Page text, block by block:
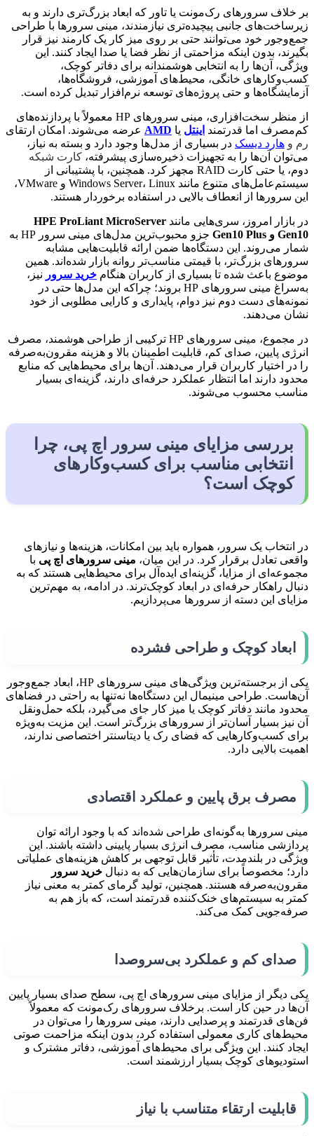
بر خلاف سرورهای رک‌مونت یا تاور که ابعاد بزرگ‌تری دارند و به
زیرساخت‌های جانبی پیچیده‌تری نیازمندند، مینی سرورها با طراحی
جمع‌وجور خود می‌توانند حتی بر روی میز کار یک کارمند نیز قرار
بگیرند، بدون اینکه مزاحمتی از نظر فضا یا صدا ایجاد کنند. این
ویژگی، آن‌ها را به انتخابی هوشمندانه برای دفاتر کوچک،
کسب‌وکارهای خانگی، محیط‌های آموزشی، فروشگاه‌ها،
آزمایشگاه‌ها و حتی پروژه‌های توسعه نرم‌افزار تبدیل کرده است.
از منظر سخت‌افزاری، مینی سرورهای HP معمولاً با پردازنده‌های
کم‌مصرف اما قدرتمند اینتل یا AMD عرضه می‌شوند. امکان ارتقای
رم و هارد دیسک در بسیاری از مدل‌ها وجود دارد و بسته به نیاز،
می‌توان آن‌ها را به تجهیزات ذخیره‌سازی پیشرفته، کارت شبکه
دوم، یا حتی کارت RAID مجهز کرد. همچنین، با پشتیبانی از
سیستم‌عامل‌های متنوع مانند Windows Server، Linux و VMware،
این سرورها از انعطاف بالایی در استفاده برخوردار هستند.
در بازار امروز، سری‌هایی مانند HPE ProLiant MicroServer
Gen10 و Gen10 Plus
جزو محبوب‌ترین مدل‌های مینی سرور HP به
شمار می‌روند. این دستگاه‌ها ضمن ارائه قابلیت‌هایی مشابه
سرورهای بزرگ‌تر، با قیمتی مناسب‌تر روانه بازار شده‌اند. همین
موضوع باعث شده تا بسیاری از کاربران هنگام خرید سرور نیز،
به‌سراغ مینی سرورهای HP بروند؛ چراکه این مدل‌ها حتی در
نمونه‌های دست دوم نیز دوام، پایداری و کارایی مطلوبی از خود
نشان می‌دهند.
در مجموع، مینی سرورهای HP ترکیبی از طراحی هوشمند، مصرف
انرژی پایین، صدای کم، قابلیت اطمینان بالا و هزینه مقرون‌به‌صرفه
را در اختیار کاربران قرار می‌دهند. آن‌ها برای محیط‌هایی که منابع
محدود دارند اما انتظار عملکرد حرفه‌ای دارند، گزینه‌ای بسیار
مناسب محسوب می‌شوند.
بررسی مزایای مینی سرور اچ پی، چرا
انتخابی مناسب برای کسب‌وکارهای
کوچک است؟
در انتخاب یک سرور، همواره باید بین امکانات، هزینه‌ها و نیازهای
واقعی تعادل برقرار کرد. در این میان، مینی سرورهای اچ پی با
مجموعه‌ای از مزایا، گزینه‌ای ایده‌آل برای محیط‌هایی هستند که به
دنبال راهکار حرفه‌ای در ابعاد کوچک‌ترند. در ادامه، به مهم‌ترین
مزایای این دسته از سرورها می‌پردازیم.
ابعاد کوچک و طراحی فشرده
یکی از برجسته‌ترین ویژگی‌های مینی سرورهای HP، ابعاد جمع‌وجور
آن‌هاست. طراحی مینیمال این دستگاه‌ها نه‌تنها به راحتی در فضاهای
محدود مانند دفاتر کوچک یا میز کار جای می‌گیرد، بلکه حمل‌ونقل
آن نیز بسیار آسان‌تر از سرورهای بزرگ‌تر است. این مزیت به‌ویژه
برای کسب‌وکارهایی که فضای رک یا دیتاسنتر اختصاصی ندارند،
اهمیت بالایی دارد.
مصرف برق پایین و عملکرد اقتصادی
مینی سرورها به‌گونه‌ای طراحی شده‌اند که با وجود ارائه توان
پردازشی مناسب، مصرف انرژی بسیار پایینی داشته باشند. این
ویژگی در بلندمدت، تأثیر قابل توجهی بر کاهش هزینه‌های عملیاتی
دارد؛ مخصوصاً برای سازمان‌هایی که به دنبال خرید سرور
مقرون‌به‌صرفه هستند. همچنین، تولید گرمای کمتر به معنی نیاز
کمتر به سیستم‌های خنک‌کننده قدرتمند است، که باز هم به
صرفه‌جویی کمک می‌کند.
صدای کم و عملکرد بی‌سروصدا
یکی دیگر از مزایای مینی سرورهای اچ پی، سطح صدای بسیار پایین
آن‌ها در حین کار است. برخلاف سرورهای رک‌مونت که معمولاً
فن‌های قدرتمند و پرصدایی دارند، مینی سرورها را می‌توان در
محیط‌های کاری معمولی استفاده کرد، بدون اینکه مزاحمت صوتی
ایجاد کنند. این ویژگی برای محیط‌های آموزشی، دفاتر مشترک و
استودیوهای کوچک بسیار ارزشمند است.
قابلیت ارتقاء متناسب با نیاز